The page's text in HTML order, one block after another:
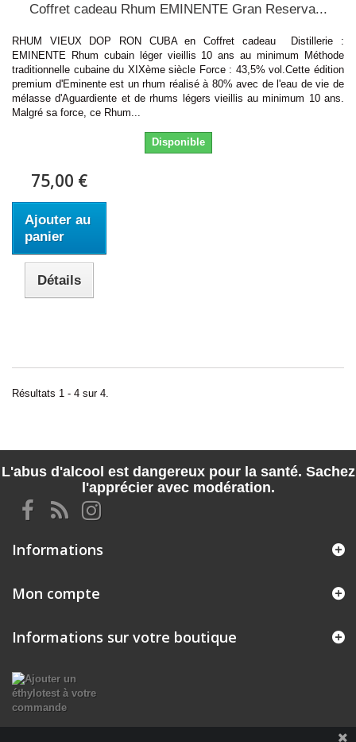
Coffret cadeau Rhum EMINENTE Gran Reserva...
RHUM VIEUX DOP RON CUBA en Coffret cadeau Distillerie :
EMINENTE Rhum cubain léger vieillis 10 ans au minimum Méthode
traditionnelle cubaine du XIXème siècle Force : 43,5% vol.Cette édition
premium d'Eminente est un rhum réalisé à 80% avec de l'eau de vie de
mélasse d'Aguardiente et de rhums légers vieillis au minimum 10 ans.
Malgré sa force, ce Rhum...
Disponible
75,00 €
Ajouter au
panier
Détails
Résultats 1 - 4 sur 4.
L'abus d'alcool est dangereux pour la santé. Sachez
l'apprécier avec modération.
Informations
Mon compte
Informations sur votre boutique